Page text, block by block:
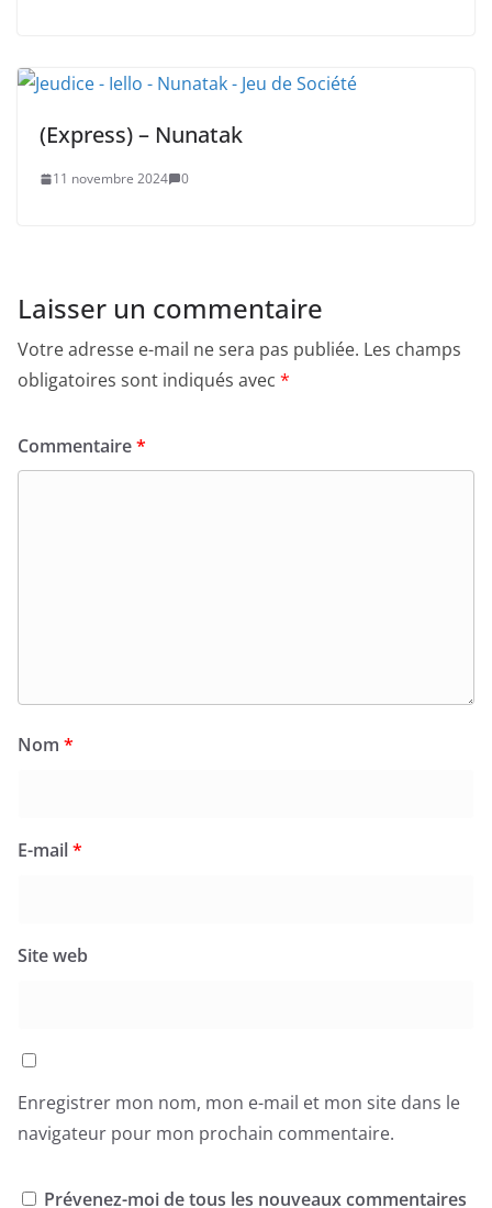
(Express) – Nunatak
11 novembre 2024 0
Laisser un commentaire
Votre adresse e-mail ne sera pas publiée. Les champs
obligatoires sont indiqués avec *
Commentaire*
Nom *
E-mail*
Site web
Enregistrer mon nom, mon e-mail et mon site dans le
navigateur pour mon prochain commentaire.
Prévenez-moi de tous les nouveaux commentaires